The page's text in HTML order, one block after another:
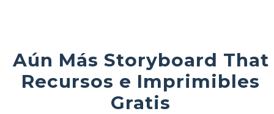
Aún Más Storyboard That
Recursos e Imprimibles
Gratis